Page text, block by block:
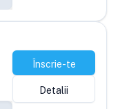
Înscrie-te
Detalii